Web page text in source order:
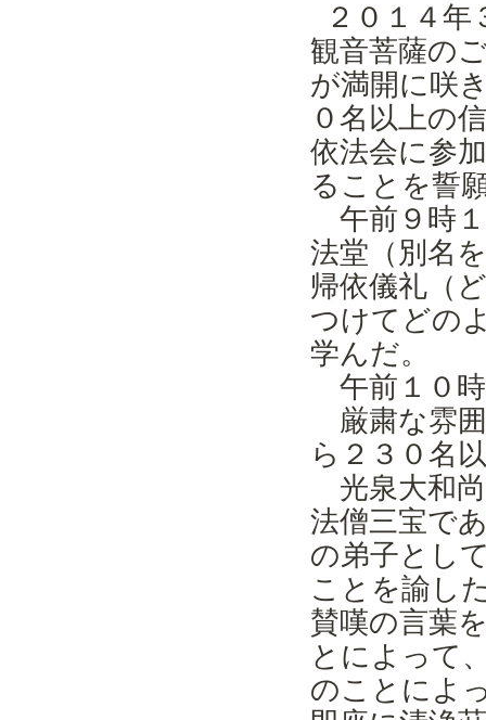
２０１４
観音菩薩の
が満開に咲
０名以上の
依法会に参
ることを誓
午前９時
法堂（別名
帰依儀礼（
つけてどの
学んだ。
午前１０
厳粛な雰
ら２３０名
光泉大和
法僧三宝で
の弟子とし
ことを諭し
賛嘆の言葉
とによって
のことによ